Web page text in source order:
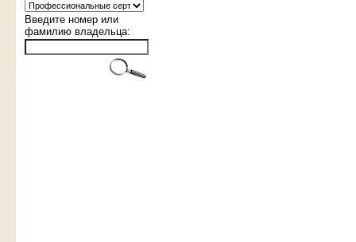
Введите номер или
фамилию владельца: